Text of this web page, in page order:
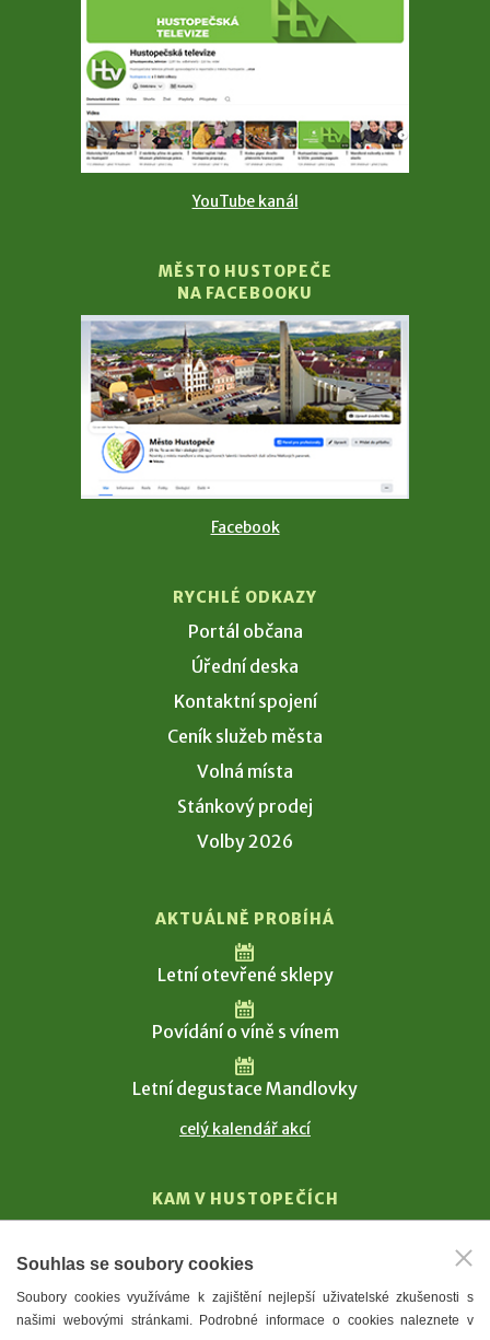
YouTube kanál
MĚSTO HUSTOPEČE
NA FACEBOOKU
Facebook
RYCHLÉ ODKAZY
Portál občana
Úřední deska
Kontaktní spojení
Ceník služeb města
Volná místa
Stánkový prodej
Volby 2026
AKTUÁLNĚ PROBÍHÁ
Letní otevřené sklepy
Povídání o víně s vínem
Letní degustace Mandlovky
celý kalendář akcí
KAM V HUSTOPEČÍCH
T. G. Masaryk
Mandloně
Souhlas se soubory cookies
Soubory cookies využíváme k zajištění nejlepší uživatelské zkušenosti s
našimi webovými stránkami. Podrobné informace o cookies naleznete v